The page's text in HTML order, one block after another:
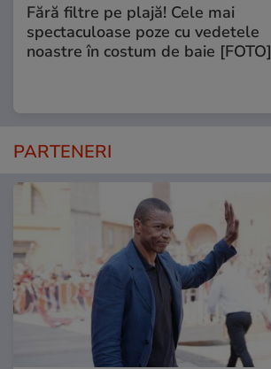
Fără filtre pe plajă! Cele mai
spectaculoase poze cu vedetele
noastre în costum de baie [FOTO]
PARTENERI